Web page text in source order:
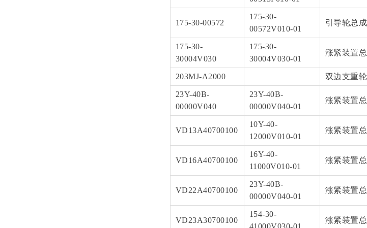
175-30-00572
175-30-
00572V010-01
引导轮总成
175-30-
30004V030
175-30-
30004V030-01
涨紧装置
203MJ-A2000 双边支重轮
23Y-40B-
00000V040
23Y-40B-
00000V040-01
涨紧装置
VD13A40700100
10Y-40-
12000V010-01
涨紧装置
VD16A40700100
16Y-40-
11000V010-01
涨紧装置
VD22A40700100
23Y-40B-
00000V040-01
涨紧装置
VD23A30700100
154-30-
41000V030-01
涨紧装置